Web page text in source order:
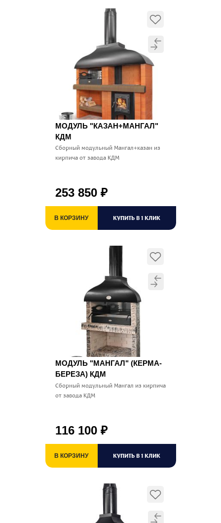
МОДУЛЬ "КАЗАН+МАНГАЛ"
КДМ
Сборный модульный Мангал+казан из
кирпича от завода КДМ
253 850 ₽
В КОРЗИНУ КУПИТЬ В 1 КЛИК
МОДУЛЬ "МАНГАЛ" (КЕРМА-
БЕРЕЗА) КДМ
Сборный модульный Мангал из кирпича
от завода КДМ
116 100 ₽
В КОРЗИНУ КУПИТЬ В 1 КЛИК